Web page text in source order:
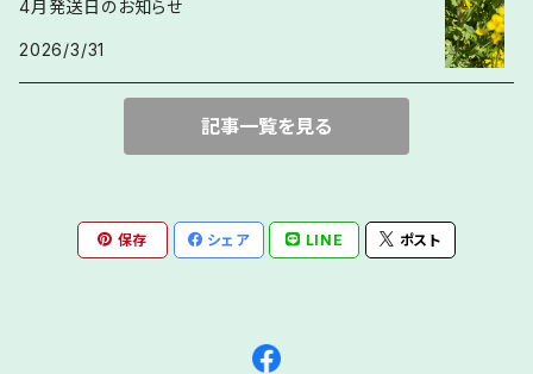
4月発送日のお知らせ
2026/3/31
記事一覧を見る
保存 シェア LINE ポスト